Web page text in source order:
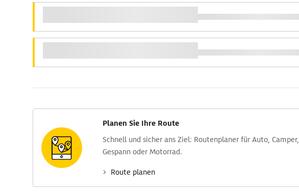
Planen Sie Ihre Route
Schnell und sicher ans Ziel: Routen­planer für Auto, Camper,
Gespann oder Motorrad.
Route planen